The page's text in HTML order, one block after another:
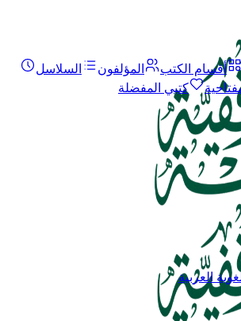
أقسام الكتب المؤلفون
السلاسل
كتبي المفضلة